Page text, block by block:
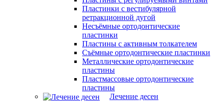
Пластинки с вестибулярной
ретракционной дугой
Несъёмные ортодонтические
пластинки
Пластины с активным толкателем
Съёмные ортодонтические пластинки
Металлические ортодонтические
пластины
Пластмассовые ортодонтические
пластины
Лечение десен